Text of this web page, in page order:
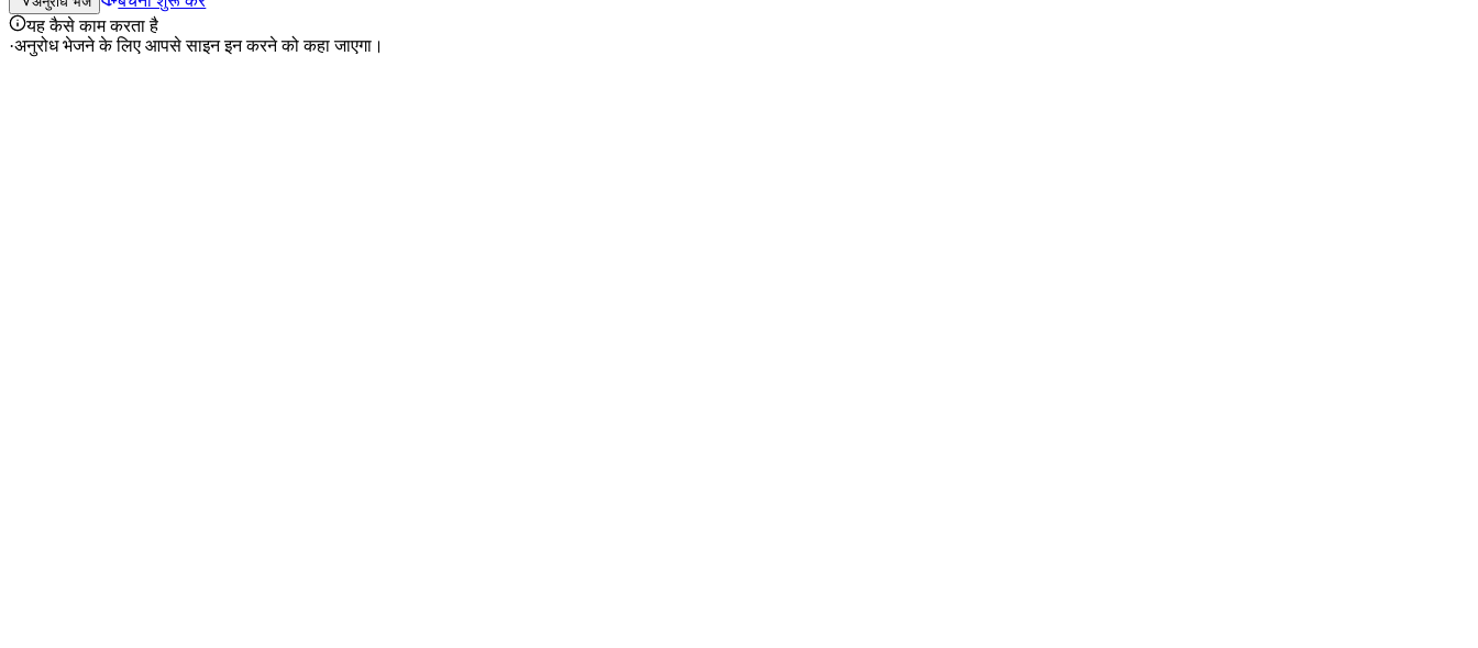
यह कैसे काम करता है
·अनुरोध भेजने के लिए आपसे साइन इन करने को कहा जाएगा।